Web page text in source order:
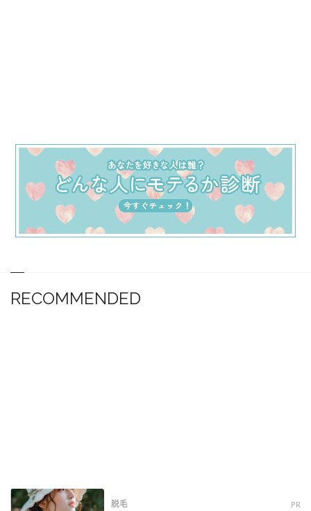
RECOMMENDED
脱毛 PR